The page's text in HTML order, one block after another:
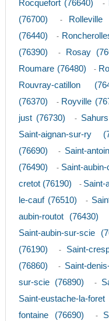
Rocquefort (76640) -
(76700)
- Rolleville
(76440)
-
(76390)
- Rosay
Roumare (76480) -
Rouvray-catillon
(76370)
- Royville
just (76730)
-
Saint-aignan-sur-ry
(76690)
- Saint-
(76490)
- Saint-
cretot (76190)
- Saint-
le-cauf (76510)
-
aubin-routot (76430)
Saint-aubin-sur-scie
(76190)
- Saint-
(76860)
- Saint-
sur-scie (76890)
-
Saint-eustache-la-
fontaine (76690)
-